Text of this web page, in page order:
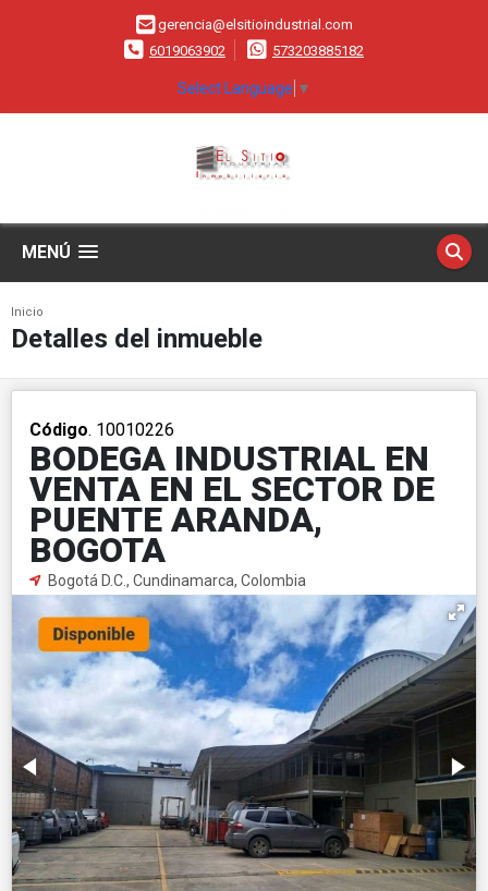
gerencia@elsitioindustrial.com
6019063902
573203885182
Select Language ▼
MENÚ
Inicio
Detalles del inmueble
Código. 10010226
BODEGA INDUSTRIAL EN
VENTA EN EL SECTOR DE
PUENTE ARANDA,
BOGOTA
Bogotá D.C., Cundinamarca, Colombia